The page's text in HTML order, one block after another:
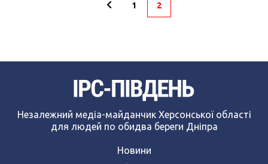
1 2
Незалежний медіа-майданчик Херсонської області
для людей по обидва береги Дніпра
Новини